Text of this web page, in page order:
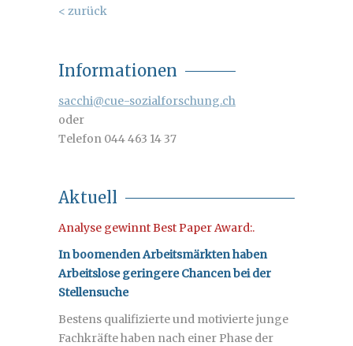
< zurück
Informationen
sacchi@cue-sozialforschung.ch
oder
Telefon 044 463 14 37
Aktuell
Analyse gewinnt Best Paper Award:.
In boomenden Arbeitsmärkten haben
Arbeitslose geringere Chancen bei der
Stellensuche
Bestens qualifizierte und motivierte junge
Fachkräfte haben nach einer Phase der